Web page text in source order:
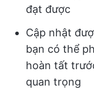
đạt được
Cập nhật
bạn có thể
hoàn tất
quan trọng